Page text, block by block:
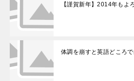
【謹賀新年】2014年もよ
体調を崩すと英語どころで